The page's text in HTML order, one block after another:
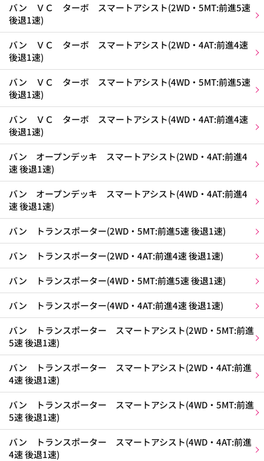
バン ＶＣ ターボ スマートアシスト(2WD・5MT:前進5速
後退1速)
バン ＶＣ ターボ スマートアシスト(2WD・4AT:前進4速
後退1速)
バン ＶＣ ターボ スマートアシスト(4WD・5MT:前進5速
後退1速)
バン ＶＣ ターボ スマートアシスト(4WD・4AT:前進4速
後退1速)
バン オープンデッキ スマートアシスト(2WD・4AT:前進4
速 後退1速)
バン オープンデッキ スマートアシスト(4WD・4AT:前進4
速 後退1速)
バン トランスポーター(2WD・5MT:前進5速 後退1速)
バン トランスポーター(2WD・4AT:前進4速 後退1速)
バン トランスポーター(4WD・5MT:前進5速 後退1速)
バン トランスポーター(4WD・4AT:前進4速 後退1速)
バン トランスポーター スマートアシスト(2WD・5MT:前進
5速 後退1速)
バン トランスポーター スマートアシスト(2WD・4AT:前進
4速 後退1速)
バン トランスポーター スマートアシスト(4WD・5MT:前進
5速 後退1速)
バン トランスポーター スマートアシスト(4WD・4AT:前進
4速 後退1速)